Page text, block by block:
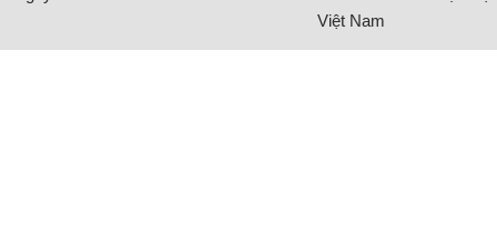
Việt Nam